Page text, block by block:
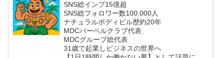
SNS総インプ15億超
SNS総フォロワー数100,000人
ナチュラルボディビル歴約20年
MDCバーベルクラブ代表
MDCグループ総代表
31歳で起業しビジネスの世界へ